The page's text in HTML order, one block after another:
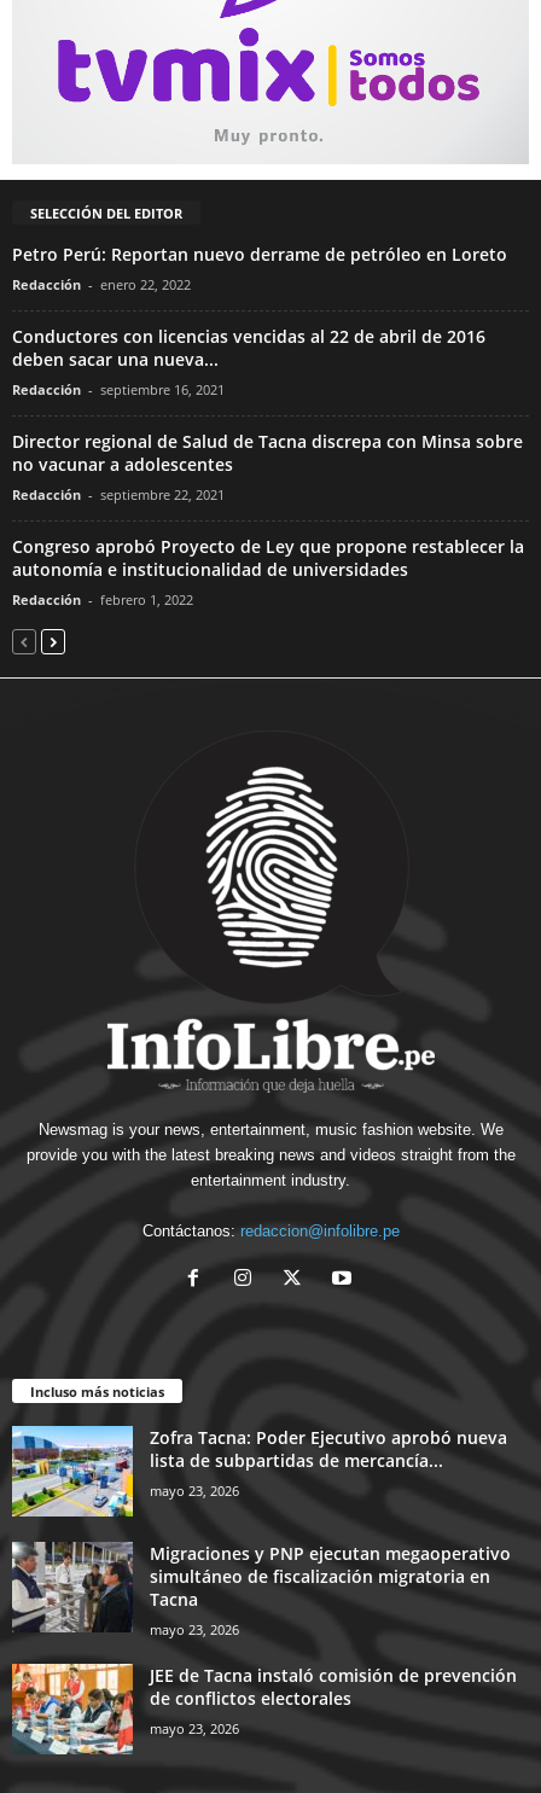
SELECCIÓN DEL EDITOR
Petro Perú: Reportan nuevo derrame de petróleo en Loreto
Redacción - enero 22, 2022
Conductores con licencias vencidas al 22 de abril de 2016
deben sacar una nueva...
Redacción - septiembre 16, 2021
Director regional de Salud de Tacna discrepa con Minsa sobre
no vacunar a adolescentes
Redacción - septiembre 22, 2021
Congreso aprobó Proyecto de Ley que propone restablecer la
autonomía e institucionalidad de universidades
Redacción - febrero 1, 2022
Newsmag is your news, entertainment, music fashion website. We
provide you with the latest breaking news and videos straight from the
entertainment industry.
Contáctanos: redaccion@infolibre.pe
Incluso más noticias
Zofra Tacna: Poder Ejecutivo aprobó nueva
lista de subpartidas de mercancía...
mayo 23, 2026
Migraciones y PNP ejecutan megaoperativo
simultáneo de fiscalización migratoria en
Tacna
mayo 23, 2026
JEE de Tacna instaló comisión de prevención
de conflictos electorales
mayo 23, 2026